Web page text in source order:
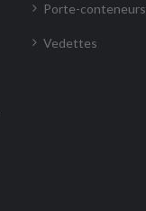
Porte-conteneurs
Vedettes